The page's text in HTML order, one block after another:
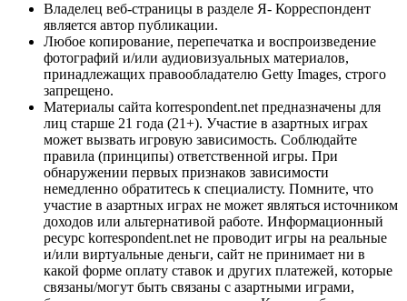
Владелец веб-страницы в разделе Я- Корреспондент
является автор публикации.
Любое копирование, перепечатка и воспроизведение
фотографий и/или аудиовизуальных материалов,
принадлежащих правообладателю Getty Images, строго
запрещено.
Материалы сайта korrespondent.net предназначены для
лиц старше 21 года (21+). Участие в азартных играх
может вызвать игровую зависимость. Соблюдайте
правила (принципы) ответственной игры. При
обнаружении первых признаков зависимости
немедленно обратитесь к специалисту. Помните, что
участие в азартных играх не может являться источником
доходов или альтернативой работе. Информационный
ресурс korrespondent.net не проводит игры на реальные
и/или виртуальные деньги, сайт не принимает ни в
какой форме оплату ставок и других платежей, которые
связаны/могут быть связаны с азартными играми,